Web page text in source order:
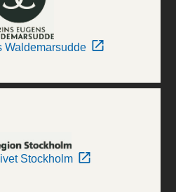
Waldemarsudde
Stockholm